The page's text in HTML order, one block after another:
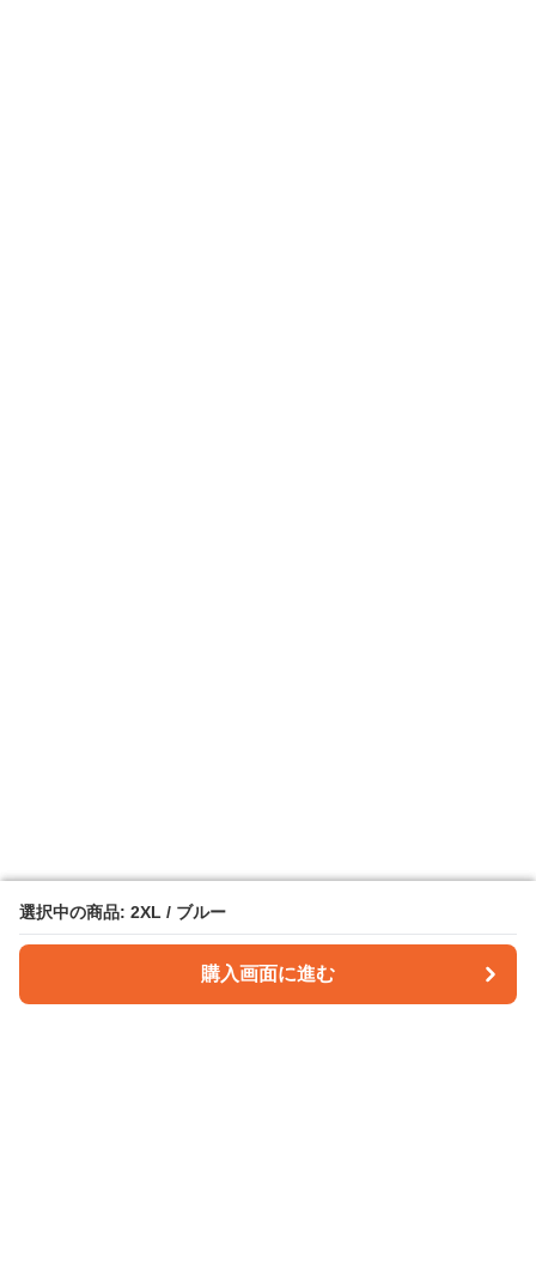
選択中の商品: 2XL / ブルー
購入画面に進む
選択中の商品: 2XL / ブルー
購入画面に進む